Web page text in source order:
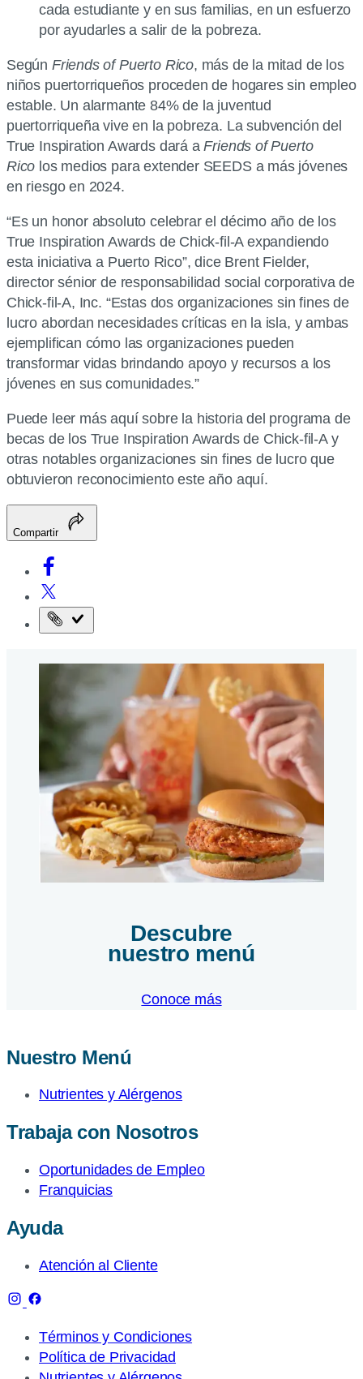
cada estudiante y en sus familias, en un esfuerzo
por ayudarles a salir de la pobreza.
Según Friends of Puerto Rico, más de la mitad de los
niños puertorriqueños proceden de hogares sin empleo
estable. Un alarmante 84% de la juventud
puertorriqueña vive en la pobreza. La subvención del
True Inspiration Awards dará aFriends of Puerto
Rico los medios para extender SEEDS a más jóvenes
en riesgo en 2024.
“Es un honor absoluto celebrar el décimo año de los
True Inspiration Awards de Chick-fil-A expandiendo
esta iniciativa a Puerto Rico”, dice Brent Fielder,
director sénior de responsabilidad social corporativa de
Chick-fil-A, Inc. “Estas dos organizaciones sin fines de
lucro abordan necesidades críticas en la isla, y ambas
ejemplifican cómo las organizaciones pueden
transformar vidas brindando apoyo y recursos a los
jóvenes en sus comunidades.”
Puede leer más aquí sobre la historia del programa de
becas de los True Inspiration Awards de Chick-fil-A y
otras notables organizaciones sin fines de lucro que
obtuvieron reconocimiento este año aquí.
Compartir
URL
copiado
Descubre
nuestro menú
Conoce más
Nuestro Menú
Nutrientes y Alérgenos
Trabaja con Nosotros
Oportunidades de Empleo
Franquicias
Ayuda
Atención al Cliente
Términos y Condiciones
Política de Privacidad